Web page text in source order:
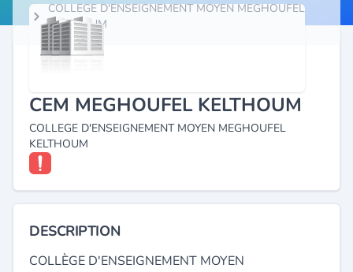
COLLEGE D'ENSEIGNEMENT MOYEN MEGHOUFEL
KELTHOUM
CEM MEGHOUFEL KELTHOUM
COLLEGE D'ENSEIGNEMENT MOYEN MEGHOUFEL
KELTHOUM
DESCRIPTION
COLLÈGE D'ENSEIGNEMENT MOYEN